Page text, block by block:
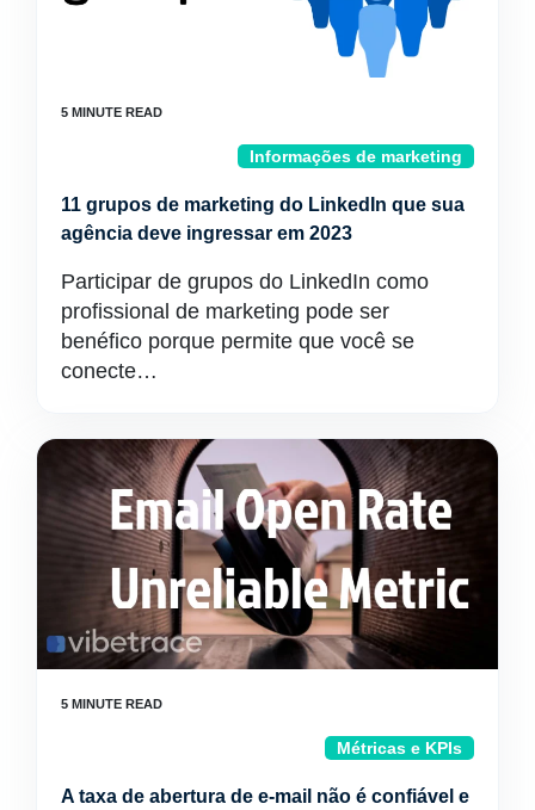
Informações de marketing
11 grupos de marketing do LinkedIn que sua
agência deve ingressar em 2023
Participar de grupos do LinkedIn como
profissional de marketing pode ser
benéfico porque permite que você se
conecte…
Métricas e KPIs
A taxa de abertura de e-mail não é confiável e